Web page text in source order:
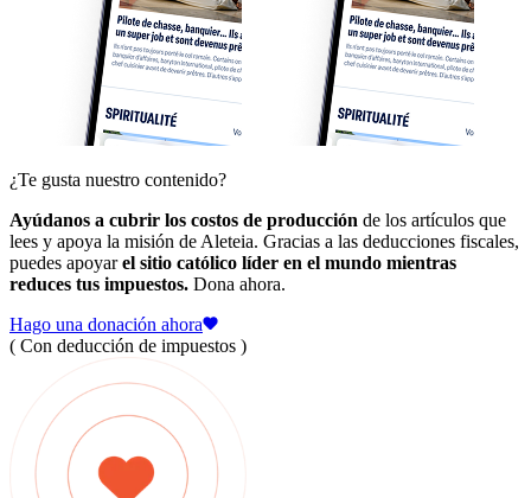
¿Te gusta nuestro contenido?
Ayúdanos a cubrir los costos de producción de los artículos que
lees y apoya la misión de Aleteia. Gracias a las deducciones fiscales,
puedes apoyarel sitio católico líder en el mundo mientras
reduces tus impuestos. Dona ahora.
Hago una donación ahora
( Con deducción de impuestos )